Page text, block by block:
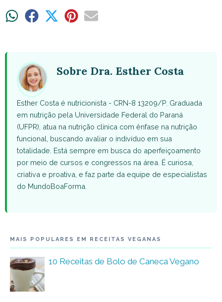
ShareShare ShareShareShare
Sobre Dra. Esther Costa
Esther Costa é nutricionista - CRN-8 13209/P. Graduada
em nutrição pela Universidade Federal do Paraná
(UFPR), atua na nutrição clínica com ênfase na nutrição
funcional, buscando avaliar o indivíduo em sua
totalidade. Está sempre em busca do aperfeiçoamento
por meio de cursos e congressos na área. É curiosa,
criativa e proativa, e faz parte da equipe de especialistas
do MundoBoaForma.
MAIS POPULARES EM RECEITAS VEGANAS
10 Receitas de Bolo de Caneca Vegano